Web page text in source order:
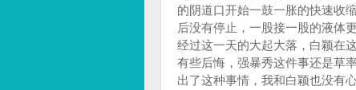
的阴道口开始一鼓一胀的快速收
后没有停止，一股接一股的液体
经过这一天的大起大落，白颖在
有些后悔，强暴秀这件事还是草
出了这种事情，我和白颖也没有